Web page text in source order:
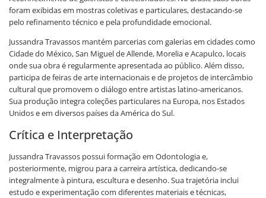
foram exibidas em mostras coletivas e particulares, destacando-se
pelo refinamento técnico e pela profundidade emocional.
Jussandra Travassos mantém parcerias com galerias em cidades como
Cidade do México, San Miguel de Allende, Morelia e Acapulco, locais
onde sua obra é regularmente apresentada ao público. Além disso,
participa de feiras de arte internacionais e de projetos de intercâmbio
cultural que promovem o diálogo entre artistas latino-americanos.
Sua produção integra coleções particulares na Europa, nos Estados
Unidos e em diversos países da América do Sul.
Crítica e Interpretação
Jussandra Travassos possui formação em Odontologia e,
posteriormente, migrou para a carreira artística, dedicando-se
integralmente à pintura, escultura e desenho. Sua trajetória inclui
estudo e experimentação com diferentes materiais e técnicas,